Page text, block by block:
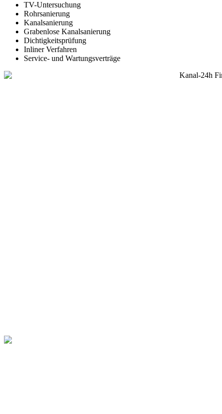
TV-Untersuchung
Rohrsanierung
Kanalsanierung
Grabenlose Kanalsanierung
Dichtigkeitsprüfung
Inliner Verfahren
Service- und Wartungsverträge